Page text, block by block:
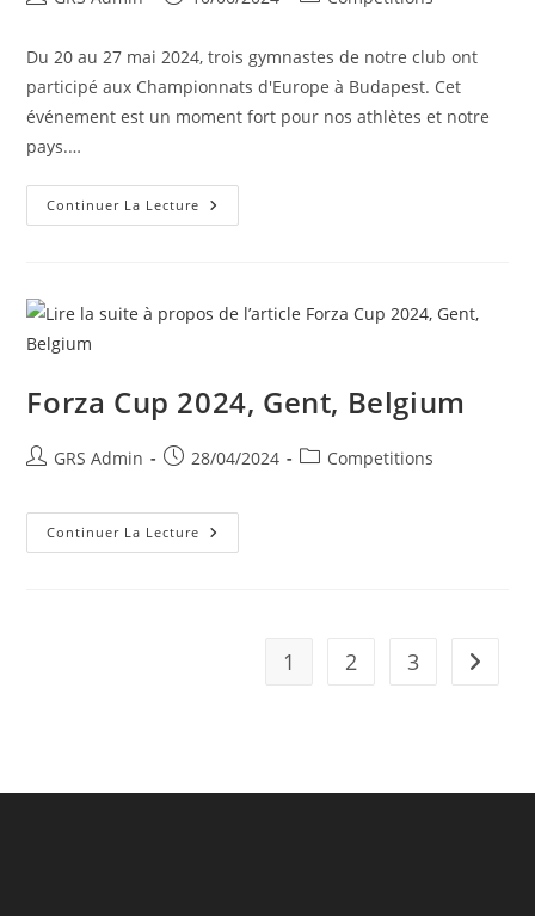
Du 20 au 27 mai 2024, trois gymnastes de notre club ont
participé aux Championnats d'Europe à Budapest. Cet
événement est un moment fort pour nos athlètes et notre
pays.…
Continuer La Lecture
Forza Cup 2024, Gent, Belgium
GRS Admin 28/04/2024 Competitions
Continuer La Lecture
1 2 3